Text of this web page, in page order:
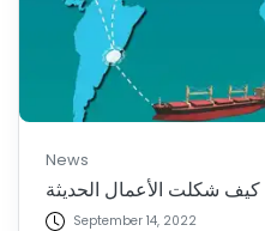
News
September 14, 2022